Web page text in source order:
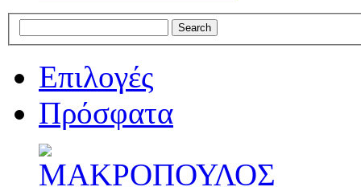
Επιλογές
Πρόσφατα